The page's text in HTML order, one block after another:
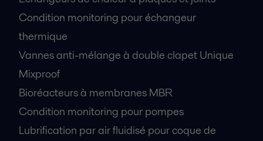
Condition monitoring pour échangeur
thermique
Vannes anti-mélange à double clapet Unique
Mixproof
Bioréacteurs à membranes MBR
Condition monitoring pour pompes
Lubrification par air fluidisé pour coque de